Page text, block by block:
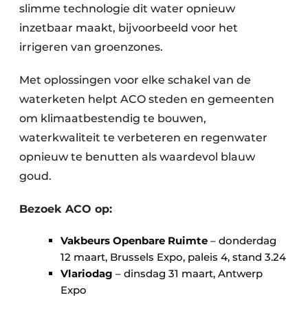
slimme technologie dit water opnieuw
inzetbaar maakt, bijvoorbeeld voor het
irrigeren van groenzones.
Met oplossingen voor elke schakel van de
waterketen helpt ACO steden en gemeenten
om klimaatbestendig te bouwen,
waterkwaliteit te verbeteren en regenwater
opnieuw te benutten als waardevol blauw
goud.
Bezoek ACO op:
Vakbeurs Openbare Ruimte – donderdag
12 maart, Brussels Expo, paleis 4, stand 3.24
Vlariodag – dinsdag 31 maart, Antwerp
Expo